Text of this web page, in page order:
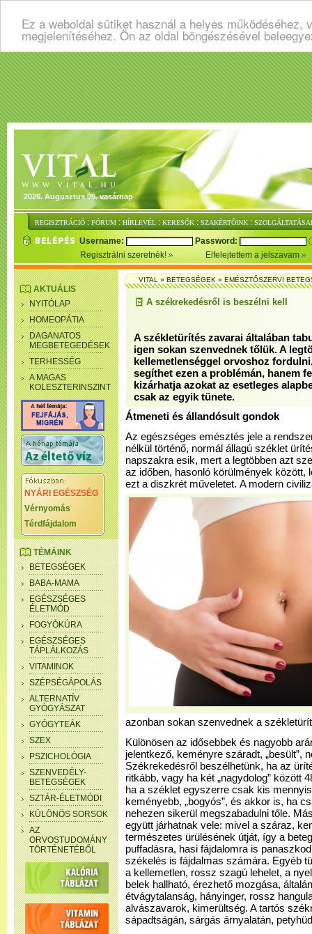
Ez a weboldal sütiket használ a helyes
megjelenítéséhez. Ön az oldal böngészésével
2026. Augusztus 09. vasárnap
REGISZTRÁCIÓ : FÓRUM : HÍRLEVÉL : KERESŐK : SZAKÉRTŐINK :
Username:
Password:
Regisztrálni szeretnék!
Elfelejtettem a jelszavam
AKTUÁLIS
NYITÓLAP
HOMEOPÁTIA
DAGANATOS
MEGBETEGEDÉSEK
TERHESSÉG
A MAGAS
KOLESZTERINSZINT
NYÁRI EGÉSZSÉG
Vérnyomás
Térdfájdalom
TÉMÁINK
BETEGSÉGEK
BABA-MAMA
EGÉSZSÉGES
ÉLETMÓD
FOGYÓKÚRA
EGÉSZSÉGES
TÁPLÁLKOZÁS
VITAMINOK
SZÉPSÉGÁPOLÁS
ALTERNATÍV
GYÓGYÁSZAT
GYÓGYTEÁK
SZEX
PSZICHOLÓGIA
SZENVEDÉLY-
BETEGSÉGEK
SZTÁR-ÉLETMÓDI
KÜLÖNÖS SORSOK
AZ
ORVOSTUDOMÁNY
TÖRTÉNETÉBŐL
VITAL»BETEGSÉGEK»EMÉSZTŐSZERVI
A székrekedésről is beszélni kell
A székletürítés zavarai általában
igen sokan szenvednek tőlük. A
kellemetlenséggel orvoshoz
segíthet ezen a problémán, hanem
kizárhatja azokat az esetleges
csak az egyik tünete.
Átmeneti és állandósult gondok
Az egészséges emésztés jele a
nélkül történő, normál állagú széklet
napszakra esik, mert a legtöbben azt
az időben, hasonló körülmények között,
ezt a diszkrét műveletet. A modern
azonban sokan szenvednek a
Különösen az idősebbek és nagyobb
jelentkező, keményre száradt, „besült”,
Székrekedésről beszélhetünk, ha az
ritkább, vagy ha két „nagydolog” között
ha a széklet egyszerre csak kis
keményebb, „bogyós”, és akkor is, ha
nehezen sikerül megszabadulni tőle.
együtt járhatnak vele: mivel a száraz,
természetes ürülésének útját, így a
puffadásra, hasi fájdalomra is
székelés is fájdalmas számára. Egyéb
a kellemetlen, rossz szagú lehelet, a
belek hallható, érezhető mozgása,
étvágytalanság, hányinger, rossz
alvászavarok, kimerültség. A tartós
sápadtságán, sárgás árnyalatán,